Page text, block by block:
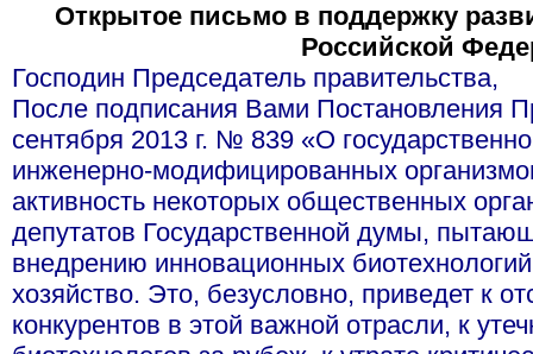
Открытое письмо в поддержку
Российской
Господин Председатель правительства,
После подписания Вами Постановления
сентября 2013 г. № 839 «О
инженерно-модифицированных
активность некоторых общественных
депутатов Государственной думы,
внедрению инновационных
хозяйство. Это, безусловно, приведет к
конкурентов в этой важной отрасли, к